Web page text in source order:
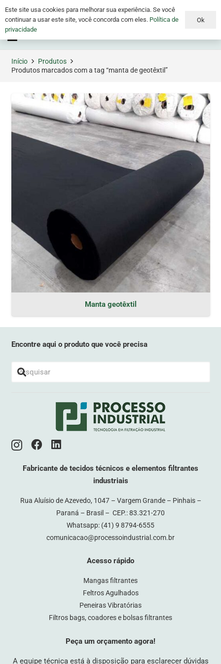
Início
Produtos
Produtos marcados com a tag “manta de geotêxtil”
Manta geotêxtil
Encontre aqui o produto que você precisa
Fabricante de tecidos técnicos e elementos filtrantes
industriais
Rua Aluísio de Azevedo, 1047 – Vargem Grande – Pinhais –
Paraná – Brasil – CEP.: 83.321-270
Whatsapp: (41) 9 8794-6555
comunicacao@processoindustrial.com.br
Acesso rápido
Mangas filtrantes
Feltros Agulhados
Peneiras Vibratórias
Filtros bags, coadores e bolsas filtrantes
Peça um orçamento agora!
A equipe técnica está à disposição para esclarecer dúvidas
Este site usa cookies para melhorar sua experiência. Se você
continuar a usar este site, você concorda com eles. Política de
privacidade
Ok